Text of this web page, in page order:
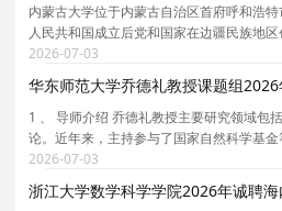
内蒙古大学位于内蒙古自治区首府呼和浩
人民共和国成立后党和国家在边疆民族地
创办于1957年，时任国务院副总理、自治
于1962年招收研究生，1978年被确定为全
2026-07-03
华东师范大学乔德礼教授课题组
1 、 导师介绍 乔德礼教授主要研究领域包
论。近年来，主持参与了国家自然科学基
期刊等国际学术期刊上发表论文 30 余篇。
授 IEEE 主页： https://faculty.ecnu.edu.c
2026-07-03
浙江大学数学科学学院2026年诚聘